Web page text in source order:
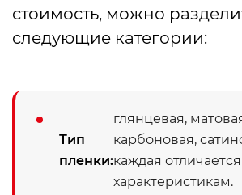
стоимость, можно
следующие категории:
Тип
пленки:
глянцевая,
карбоновая,
каждая
характеристикам.